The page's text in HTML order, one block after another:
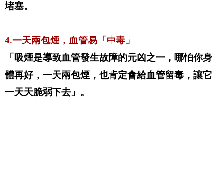
堵塞。
4.一天兩包煙，血管易「中毒」
「吸煙是導致血管發生故障的元凶之一，哪怕你身
體再好，一天兩包煙，也肯定會給血管留毒，讓它
一天天脆弱下去」。